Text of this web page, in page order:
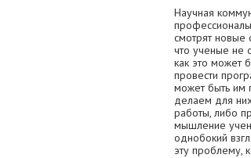
Научная
смотрят
что ученые не
как это может
провести
может быть им
делаем для
работы, либо
мышление
однобокий
эту проблему,